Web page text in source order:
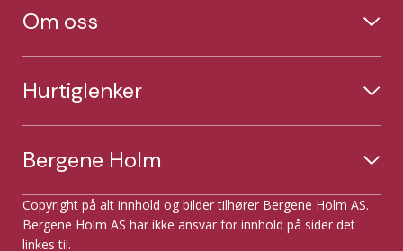
Om oss
Hurtiglenker
Bergene Holm
Copyright på alt innhold og bilder tilhører Bergene Holm AS.
Bergene Holm AS har ikke ansvar for innhold på sider det
linkes til.